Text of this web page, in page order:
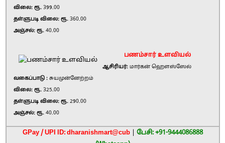
விலை: ரூ. 399.00
தள்ளுபடி விலை: ரூ. 360.00
அஞ்சல்: ரூ. 40.00
பணம்சார் உளவியல்
ஆசிரியர்: மார்கன் ஹௌஸ்ஸேல்
வகைப்பாடு : சுயமுன்னேற்றம்
விலை: ரூ. 325.00
தள்ளுபடி விலை: ரூ. 290.00
அஞ்சல்: ரூ. 40.00
GPay / UPI ID: dharanishmart@cub
பேசி: +91-9444086888